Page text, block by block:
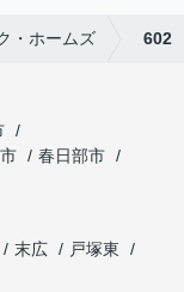
・ホームズ 602
春日部市
末広
戸塚東